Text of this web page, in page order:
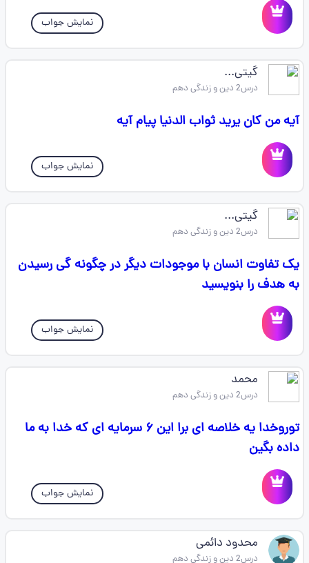
نمایش جواب
گیتی...
درس2 دین و زندگی دهم
آیه من کان یرید ثواب الدنیا پیام آیه
نمایش جواب
گیتی...
درس2 دین و زندگی دهم
یک تفاوت انسان با موجودات دیگر در چگونه گی رسیدن
به هدف را بنویسید
نمایش جواب
محمد
درس2 دین و زندگی دهم
توروخدا یه خلاصه ای برا این ۶ سرمایه ای که خدا به ما
داده بگین
نمایش جواب
محدود دائمی
درس2 دین و زندگی دهم